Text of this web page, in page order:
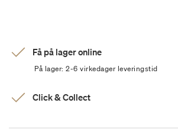
Få på lager online
På lager: 2-6 virkedager leveringstid
Click & Collect